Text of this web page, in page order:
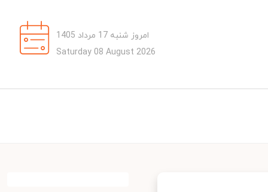
امروز شنبه 17 مرداد 1405
Saturday 08 August 2026